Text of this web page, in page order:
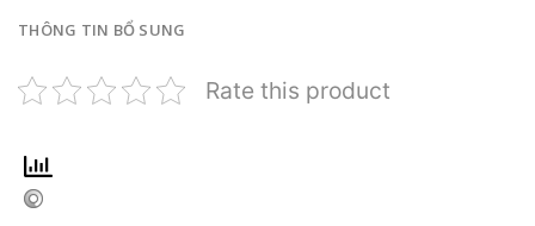
THÔNG TIN BỔ SUNG
Rate this product